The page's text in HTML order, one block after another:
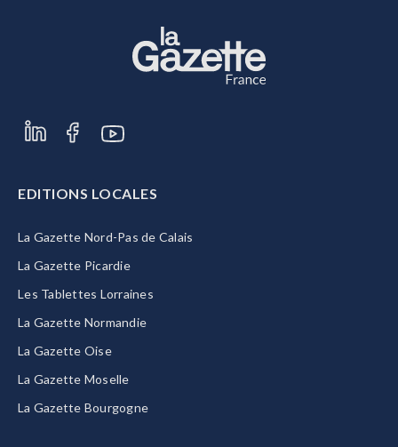
EDITIONS LOCALES
La Gazette Nord-Pas de Calais
La Gazette Picardie
Les Tablettes Lorraines
La Gazette Normandie
La Gazette Oise
La Gazette Moselle
La Gazette Bourgogne